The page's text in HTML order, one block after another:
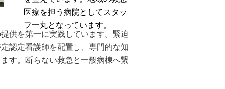
医療を担う病院としてスタッ
フ一丸となっています。
供を第一に実践しています。緊迫
認定看護師を配置し、専門的な知
す。断らない救急と一般病棟へ繋